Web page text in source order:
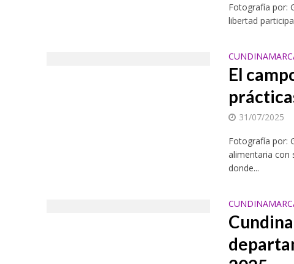
Fotografía por:
libertad
El
31/07/2025
Fotografía por:
alimentaria con
donde...